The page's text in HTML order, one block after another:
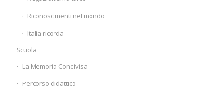
Riconoscimenti nel mondo
Italia ricorda
Scuola
La Memoria Condivisa
Percorso didattico